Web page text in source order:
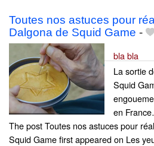
Toutes nos astuces pour
Dalgona de Squid Game -
bla bla
La sortie
Squid
en
The post Toutes nos astuces pour
Squid Game first appeared on Les